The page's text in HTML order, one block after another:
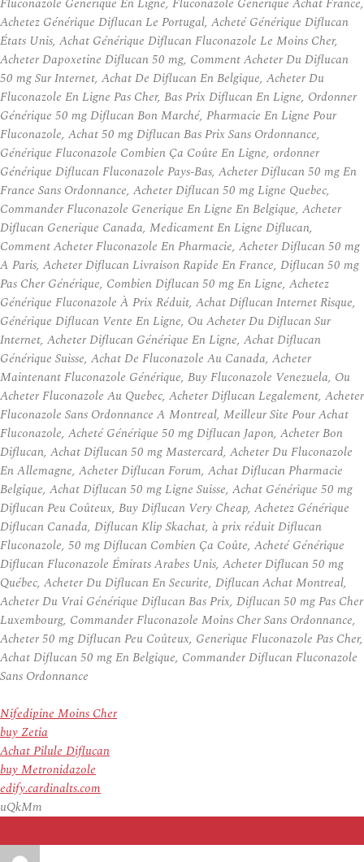
Achetez Générique Diflucan Le Portugal, Acheté Générique Diflucan
États Unis, Achat Générique Diflucan Fluconazole Le Moins Cher,
Acheter Dapoxetine Diflucan 50 mg, Comment Acheter Du Diflucan
50 mg Sur Internet, Achat De Diflucan En Belgique, Acheter Du
Fluconazole En Ligne Pas Cher, Bas Prix Diflucan En Ligne, Ordonner
Générique 50 mg Diflucan Bon Marché, Pharmacie En Ligne Pour
Fluconazole, Achat 50 mg Diflucan Bas Prix Sans Ordonnance,
Générique Fluconazole Combien Ça Coûte En Ligne, ordonner
Générique Diflucan Fluconazole Pays-Bas, Acheter Diflucan 50 mg En
France Sans Ordonnance, Acheter Diflucan 50 mg Ligne Quebec,
Commander Fluconazole Generique En Ligne En Belgique, Acheter
Diflucan Generique Canada, Medicament En Ligne Diflucan,
Comment Acheter Fluconazole En Pharmacie, Acheter Diflucan 50 mg
A Paris, Acheter Diflucan Livraison Rapide En France, Diflucan 50 mg
Pas Cher Générique, Combien Diflucan 50 mg En Ligne, Achetez
Générique Fluconazole À Prix Réduit, Achat Diflucan Internet Risque,
Générique Diflucan Vente En Ligne, Ou Acheter Du Diflucan Sur
Internet, Acheter Diflucan Générique En Ligne, Achat Diflucan
Générique Suisse, Achat De Fluconazole Au Canada, Acheter
Maintenant Fluconazole Générique, Buy Fluconazole Venezuela, Ou
Acheter Fluconazole Au Quebec, Acheter Diflucan Legalement, Acheter
Fluconazole Sans Ordonnance A Montreal, Meilleur Site Pour Achat
Fluconazole, Acheté Générique 50 mg Diflucan Japon, Acheter Bon
Diflucan, Achat Diflucan 50 mg Mastercard, Acheter Du Fluconazole
En Allemagne, Acheter Diflucan Forum, Achat Diflucan Pharmacie
Belgique, Achat Diflucan 50 mg Ligne Suisse, Achat Générique 50 mg
Diflucan Peu Coûteux, Buy Diflucan Very Cheap, Achetez Générique
Diflucan Canada, Diflucan Klip Skachat, à prix réduit Diflucan
Fluconazole, 50 mg Diflucan Combien Ça Coûte, Acheté Générique
Diflucan Fluconazole Émirats Arabes Unis, Acheter Diflucan 50 mg
Québec, Acheter Du Diflucan En Securite, Diflucan Achat Montreal,
Acheter Du Vrai Générique Diflucan Bas Prix, Diflucan 50 mg Pas Cher
Luxembourg, Commander Fluconazole Moins Cher Sans Ordonnance,
Acheter 50 mg Diflucan Peu Coûteux, Generique Fluconazole Pas Cher,
Achat Diflucan 50 mg En Belgique, Commander Diflucan Fluconazole
Sans Ordonnance
Nifedipine Moins Cher
buy Zetia
Achat Pilule Diflucan
buy Metronidazole
edify.cardinalts.com
uQkMm